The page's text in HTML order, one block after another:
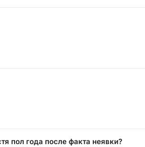
пол года после факта неявки?